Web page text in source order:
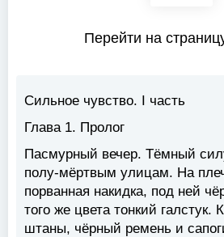
Перейти на
Сильное чувство. I часть
Глава 1. Пролог
Пасмурный вечер. Тёмный
полу-мёртвым улицам. На
порванная накидка, под ней
того же цвета тонкий галстук.
штаны, чёрный ремень и